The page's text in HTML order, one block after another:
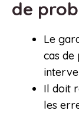
de
Le
cas de
Il doit
les